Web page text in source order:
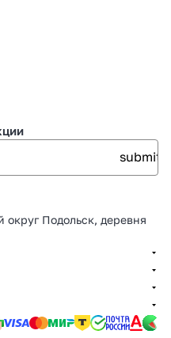
округ Подольск, деревня